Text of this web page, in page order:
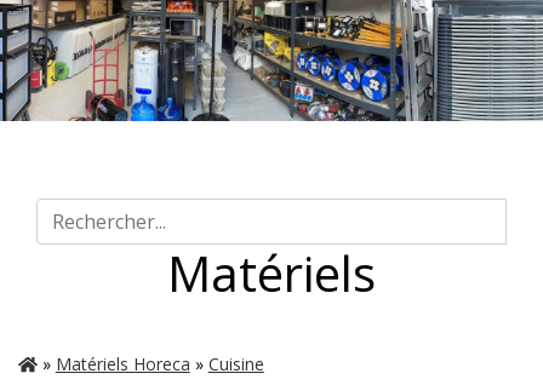
Search
Matériels
» Matériels Horeca » Cuisine